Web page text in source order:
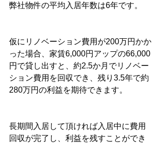
弊社物件の平均入居年数は6年です。
仮にリノベーション費用が200万円かか
った場合、家賃6,000円アップの66,000
円で貸し出すと、約2.5か月でリノベー
ション費用を回収でき、残り3.5年で約
280万円の利益を期待できます。
長期間入居して頂ければ入居中に費用
回収が完了し、利益を残すことができ